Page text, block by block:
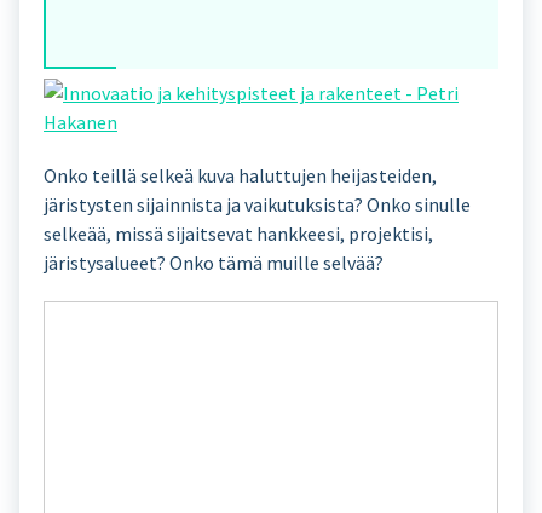
Onko teillä selkeä kuva haluttujen heijasteiden,
järistysten sijainnista ja vaikutuksista? Onko sinulle
selkeää, missä sijaitsevat hankkeesi, projektisi,
järistysalueet? Onko tämä muille selvää?